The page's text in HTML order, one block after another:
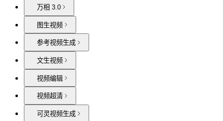
万相 3.0
图生视频
参考视频生成
文生视频
视频编辑
视频超清
可灵视频生成